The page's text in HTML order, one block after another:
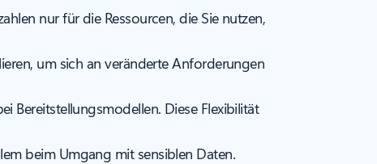
nur für die Ressourcen, die Sie nutzen,
um sich an veränderte Anforderungen
Bereitstellungsmodellen. Diese Flexibilität
beim Umgang mit sensiblen Daten.